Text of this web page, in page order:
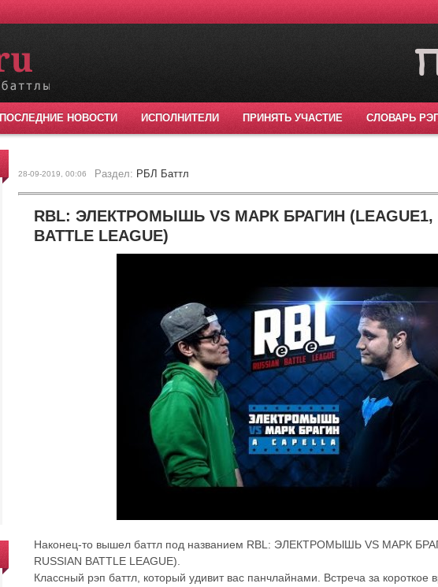
ПОСЛЕДНИЕ НОВОСТИ ИСПОЛНИТЕЛИ ПРИНЯТЬ УЧАСТИЕ СЛОВАРЬ
28-09-2019, 00:06 Раздел: РБЛ Баттл
RBL: ЭЛЕКТРОМЫШЬ VS МАРК БРАГИН (LEAGUE1,
BATTLE LEAGUE)
Наконец-то вышел баттл под названием RBL: ЭЛЕКТРОМЫШЬ VS МАРК
RUSSIAN BATTLE LEAGUE).
Классный рэп баттл, который удивит вас панчлайнами. Встреча за короткое